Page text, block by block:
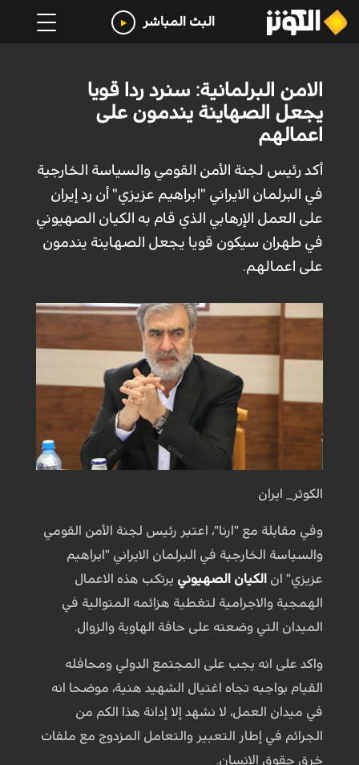
البث المباشر
الامن البرلمانية: سنرد ردا قويا
يجعل الصهاينة يندمون على
اعمالهم
أكد رئيس لجنة الأمن القومي والسياسة الخارجية
في البرلمان الايراني "ابراهيم عزيزي" أن رد إيران
على العمل الإرهابي الذي قام به الكيان الصهيوني
في طهران سيكون قويا يجعل الصهاينة يندمون
على اعمالهم.
الكوثر_ ايران
وفي مقابلة مع "ارنا"، اعتبر رئيس لجنة الأمن القومي
والسياسة الخارجية في البرلمان الايراني "ابراهيم
عزيزي" ان الكيان الصهيوني يرتكب هذه الاعمال
الهمجية والاجرامية لتغطية هزائمه المتوالية في
الميدان التي وضعته على حافة الهاوية والزوال.
واكد على انه يجب على المجتمع الدولي ومحافله
القيام بواجبه تجاه اغتيال الشهيد هنية، موضحا انه
في ميدان العمل، لا نشهد إلا إدانة هذا الكم من
الجرائم في إطار التعبير والتعامل المزدوج مع ملفات
خرق حقوق الإنسان.